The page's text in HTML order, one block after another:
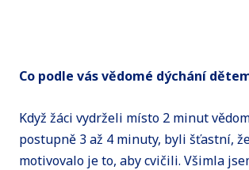
Co podle vás vědomé dýchání
Když žáci vydrželi místo 2 minut
postupně 3 až 4 minuty, byli šťastní,
motivovalo je to, aby cvičili. Všimla